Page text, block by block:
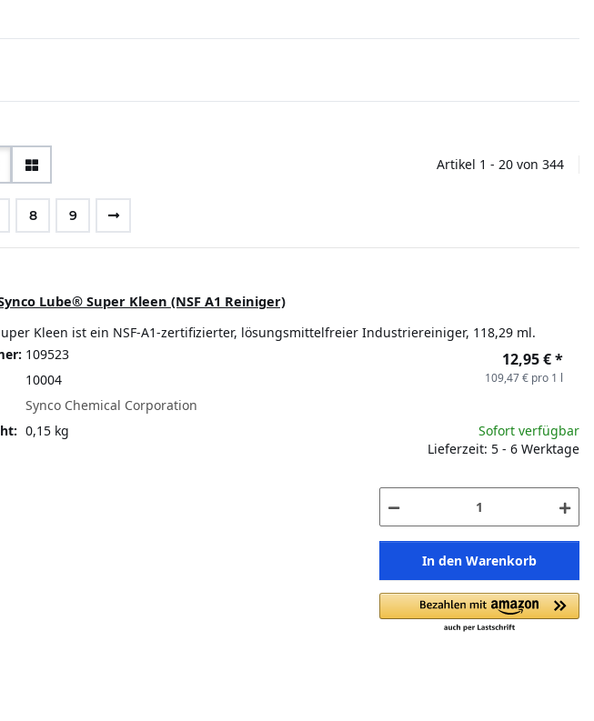
Artikel 1 - 20 von 344
8 9
Lube® Super Kleen (NSF A1 Reiniger)
Kleen ist ein NSF-A1-zertifizierter, lösungsmittelfreier Industriereiniger, 118,29 ml.
109523
10004
Synco Chemical Corporation
0,15 kg
12,95 €*
109,47 € pro 1 l
Sofort verfügbar
Lieferzeit: 5 - 6 Werktage
In den Warenkorb